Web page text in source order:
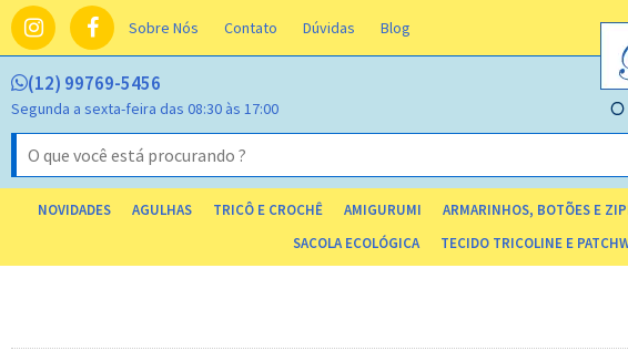
Sobre Nós Contato Dúvidas Blog
NOVIDADES AGULHAS TRICÔ E CROCHÊ AMIGURUMI ARMARINHOS, BOTÕES E
SACOLA ECOLÓGICA
TECIDO TRICOLINE E
(12) 99769-5456
Segunda a sexta-feira das 08:30 às 17:00